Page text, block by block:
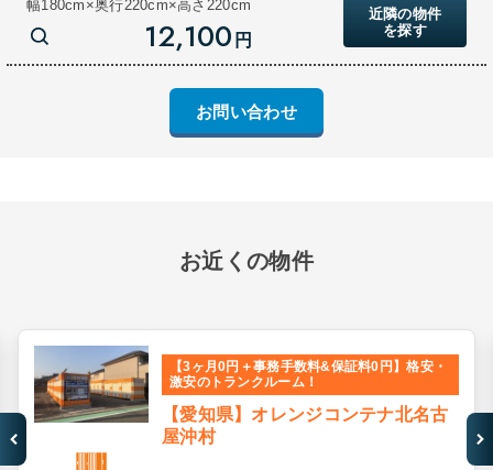
幅180cm×奥行220cm×高さ220cm
12,100 円
近隣の物件
を探す
お問い合わせ
お近くの物件
【3ヶ月0円＋事務手数料&保証料0円】格安・
激安のトランクルーム！
【愛知県】オレンジコンテナ北名古
屋沖村